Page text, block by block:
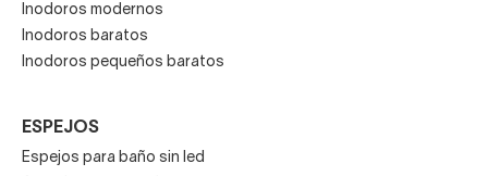
Inodoros modernos
Inodoros baratos
Inodoros pequeños baratos
ESPEJOS
Espejos para baño sin led